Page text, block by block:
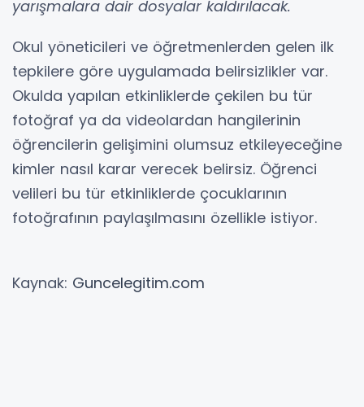
yarışmalara dair dosyalar kaldırılacak.
Okul yöneticileri ve öğretmenlerden gelen ilk
tepkilere göre uygulamada belirsizlikler var.
Okulda yapılan etkinliklerde çekilen bu tür
fotoğraf ya da videolardan hangilerinin
öğrencilerin gelişimini olumsuz etkileyeceğine
kimler nasıl karar verecek belirsiz. Öğrenci
velileri bu tür etkinliklerde çocuklarının
fotoğrafının paylaşılmasını özellikle istiyor.
Kaynak: Guncelegitim.com